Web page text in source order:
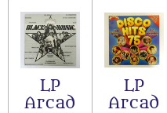
LP
Arcad
LP
Arcad